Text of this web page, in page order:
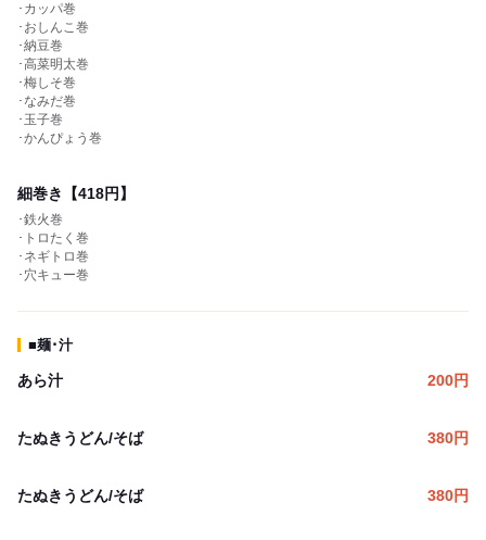
･カッパ巻
･おしんこ巻
･納豆巻
･高菜明太巻
･梅しそ巻
･なみだ巻
･玉子巻
･かんぴょう巻
細巻き【418円】
･鉄火巻
･トロたく巻
･ネギトロ巻
･穴キュー巻
■麺･汁
あら汁 200円
たぬきうどん/そば 380円
たぬきうどん/そば 380円